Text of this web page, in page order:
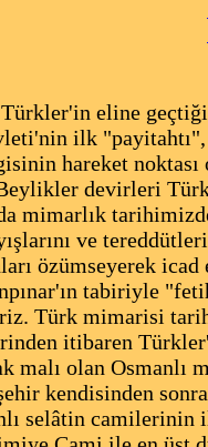
eline geçtiği
ilk "payitahtı",
hareket
devirleri
mimarlık
ve
özümseyerek
tabiriyle
Türk mimarisi
itibaren
malı olan Osmanlı
kendisinden
selâtin camilerinin